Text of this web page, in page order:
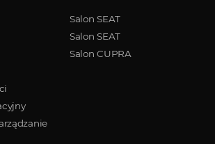
Salon SEAT
Salon SEAT
Salon CUPRA